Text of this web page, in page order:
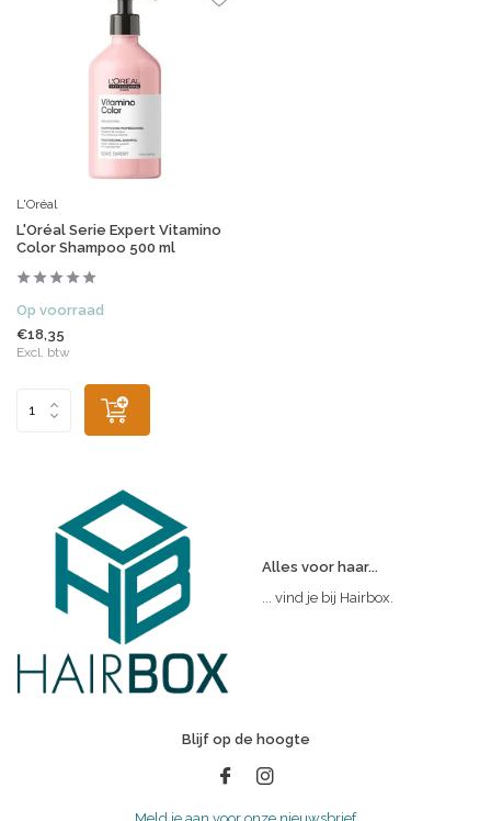
L'Oréal
L'Oréal Serie Expert Vitamino
Color Shampoo 500 ml
Op voorraad
€18,35
Excl. btw
Alles voor haar...
... vind je bij Hairbox.
Blijf op de hoogte